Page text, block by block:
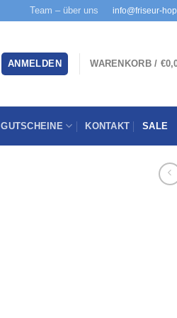
Team – über uns info@friseur-
ANMELDEN WARENKORB / €
GUTSCHEINE KONTAKT SALE